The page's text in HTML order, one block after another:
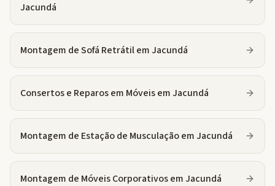
Jacundá
Montagem de Sofá RetrátilemJacundá
Consertos e Reparos em MóveisemJacundá
Montagem de Estação de MusculaçãoemJacundá
Montagem de Móveis CorporativosemJacundá